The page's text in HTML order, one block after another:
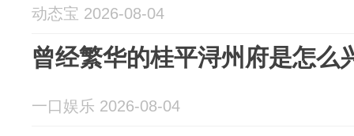
动态宝 2026-08-04
曾经繁华的桂平浔州府是怎么
一口娱乐 2026-08-04